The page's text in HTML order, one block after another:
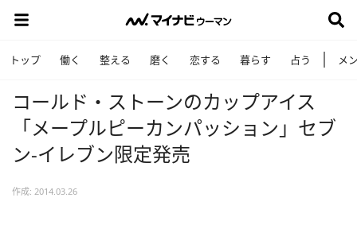
トップ 働く 整える 磨く 恋する 暮らす 占う メ
コールド・ストーンのカップアイス
「メープルピーカンパッション」セブ
ン-イレブン限定発売
作成: 2014.03.26